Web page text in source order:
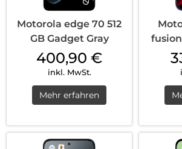
Motorola edge 70 512
GB Gadget Gray
400,90 €
inkl. MwSt.
Mehr erfahren